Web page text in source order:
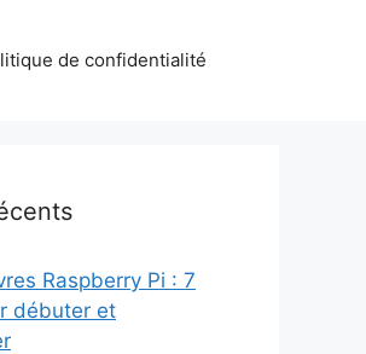
de confidentialité
Raspberry Pi : 7
débuter et